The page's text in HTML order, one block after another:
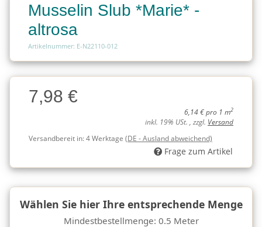
Musselin Slub *Marie* -
altrosa
Artikelnummer: E-N22110-012
Charge
Charge7,98 €
6,14 € pro 1 m2
inkl. 19% USt. , zzgl. Versand
Versandbereit in:4 Werktage (DE - Ausland abweichend)
Frage zum Artikel
Wählen Sie hier Ihre entsprechende Menge
Mindestbestellmenge: 0.5 Meter